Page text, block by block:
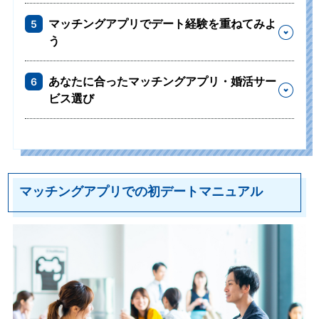
5
マッチングアプリでデート経験を重ねてみよ
う
6
あなたに合ったマッチングアプリ・婚活サー
ビス選び
マッチングアプリでの初デートマニュアル